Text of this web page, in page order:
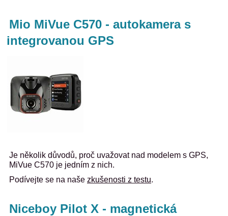
Mio MiVue C570 - autokamera s
integrovanou GPS
Je několik důvodů, proč uvažovat nad modelem s GPS,
MiVue C570 je jedním z nich.
Podívejte se na naše zkušenosti z testu.
Niceboy Pilot X - magnetická